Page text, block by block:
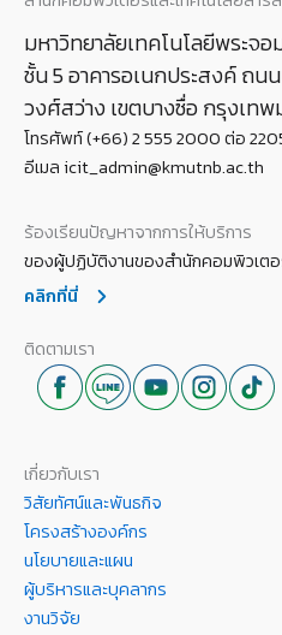
มหาวิทยาลัยเทคโนโลยีพระจอ
ชั้น 5 อาคารอเนกประสงค์ ถน
วงศ์สว่าง เขตบางซื่อ กรุงเท
โทรศัพท์ (+66) 2 555 2000 ต่อ
อีเมล icit_admin@kmutnb.ac.th
ร้องเรียนปัญหาจากการให้บริการ
ของผู้ปฏิบัติงานของสำนักคอมพิวเต
คลิกที่นี่
ติดตามเรา
เกี่ยวกับเรา
วิสัยทัศน์และพันธกิจ
โครงสร้างองค์กร
นโยบายและแผน
ผู้บริหารและบุคลากร
งานวิจัย